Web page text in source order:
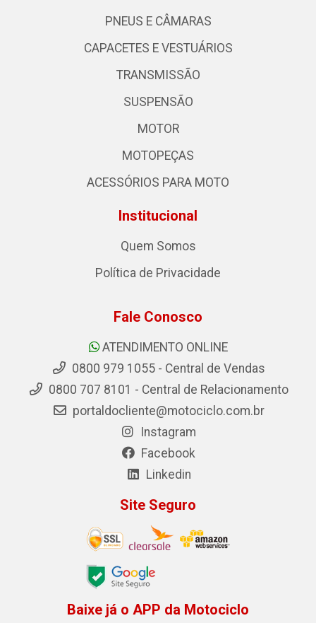
PNEUS E CÂMARAS
CAPACETES E VESTUÁRIOS
TRANSMISSÃO
SUSPENSÃO
MOTOR
MOTOPEÇAS
ACESSÓRIOS PARA MOTO
Institucional
Quem Somos
Política de Privacidade
Fale Conosco
ATENDIMENTO ONLINE
0800 979 1055 - Central de Vendas
0800 707 8101 - Central de Relacionamento
portaldocliente@motociclo.com.br
Instagram
Facebook
Linkedin
Site Seguro
Baixe já o APP da Motociclo